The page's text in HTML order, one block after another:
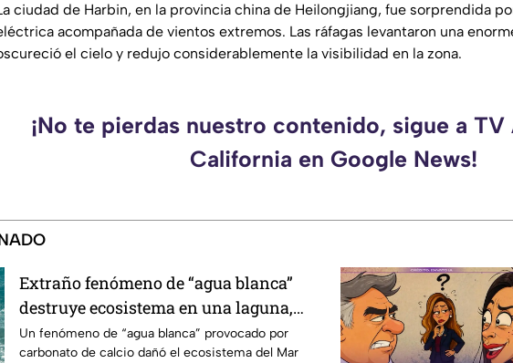
ciudad de Harbin, en la provincia china de Heilongjiang, fue sorprendida
acompañada de vientos extremos. Las ráfagas levantaron una
el cielo y redujo considerablemente la visibilidad en la zona.
¡No te pierdas nuestro contenido, sigue a TV
California en Google News!
Extraño fenómeno de “agua blanca”
destruye ecosistema en una laguna,
¿qué está pasando?
Un fenómeno de “agua blanca” provocado por
carbonato de calcio dañó el ecosistema del Mar